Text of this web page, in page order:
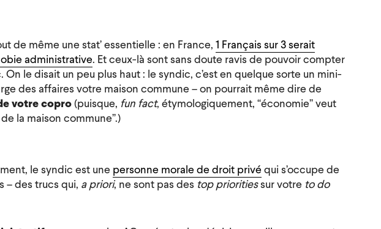
de même une stat’ essentielle : en France, 1 Français sur 3 serait
administrative. Et ceux-là sont sans doute ravis de pouvoir compter
On le disait un peu plus haut : le syndic, c’est en quelque sorte un mini-
des affaires votre maison commune – on pourrait même dire de
votre copro(puisque, fun fact, étymologiquement, “économie” veut
la maison commune”.)
le syndic est une personne morale de droit privéqui s’occupe de
– des trucs qui, a priori, ne sont pas des top prioritiessur votre to do